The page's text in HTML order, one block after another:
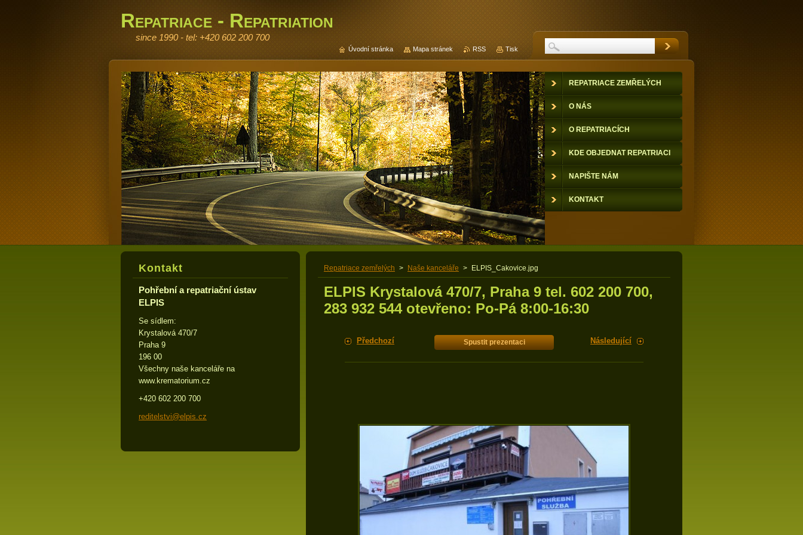
Repatriace - Repatriation
since 1990 - tel: +420 602 200 700
Repatriace zemřelých > Naše kanceláře > ELPIS_Cakovice.jpg
ELPIS Krystalová 470/7, Praha 9 tel. 602 200 700,
283 932 544 otevřeno: Po-Pá 8:00-16:30
Předchozí Spustit prezentaci Následující
Kontakt
Pohřební a repatriační ústav
ELPIS
Se sídlem:
Krystalová 470/7
Praha 9
196 00
Všechny naše kanceláře na
www.krematorium.cz
+420 602 200 700
reditelstvi@elpis.cz
REPATRIACE ZEMŘELÝCH
O NÁS
O REPATRIACÍCH
KDE OBJEDNAT REPATRIACI
NAPIŠTE NÁM
KONTAKT
Úvodní stránka Mapa stránek RSS Tisk